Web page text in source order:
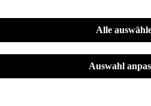
Alle
Auswahl